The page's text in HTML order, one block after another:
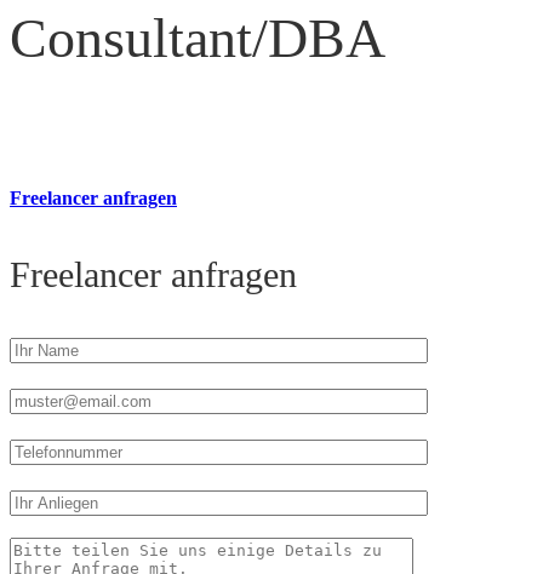
Consultant/DBA
Freelancer anfragen
Freelancer anfragen